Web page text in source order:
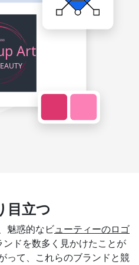
目立つ
魅惑的なビ ューティーのロゴ
ンドを数多く見かけたことが
って、これらのブランドと競